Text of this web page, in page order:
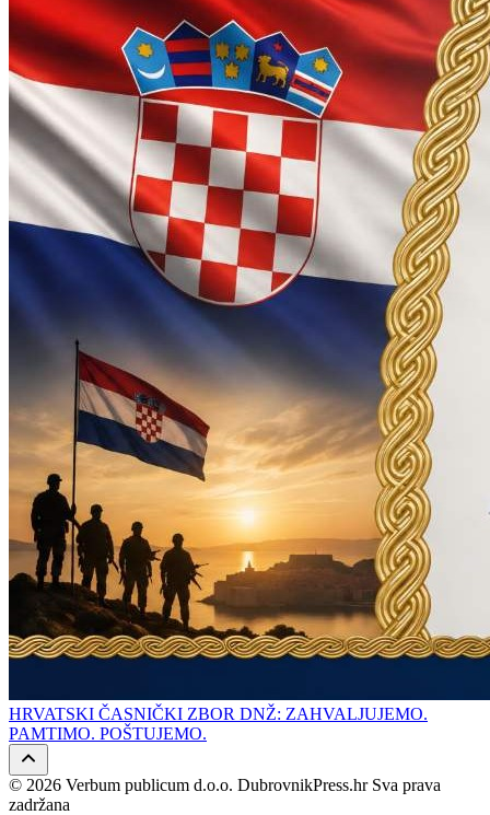
HRVATSKI ČASNIČKI ZBOR DNŽ: ZAHVALJUJEMO.
PAMTIMO. POŠTUJEMO.
© 2026 Verbum publicum d.o.o. DubrovnikPress.hr Sva prava
zadržana